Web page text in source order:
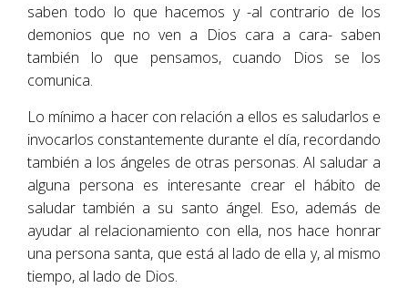
saben todo lo que hacemos y -al contrario de los
demonios que no ven a Dios cara a cara- saben
también lo que pensamos, cuando Dios se los
comunica.
Lo mínimo a hacer con relación a ellos es saludarlos e
invocarlos constantemente durante el día, recordando
también a los ángeles de otras personas. Al saludar a
alguna persona es interesante crear el hábito de
saludar también a su santo ángel. Eso, además de
ayudar al relacionamiento con ella, nos hace honrar
una persona santa, que está al lado de ella y, al mismo
tiempo, al lado de Dios.